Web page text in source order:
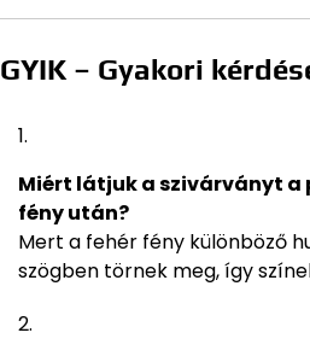
GYIK – Gyakori
Miért látjuk a szivárványt
fény után?
Mert a fehér fény különböző
szögben törnek meg, így